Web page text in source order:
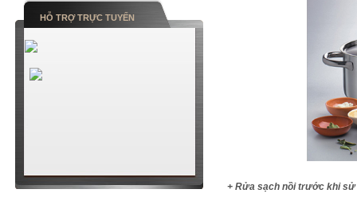
HỖ TRỢ TRỰC TUYẾN
+ Rửa sạch nồi trước khi sử